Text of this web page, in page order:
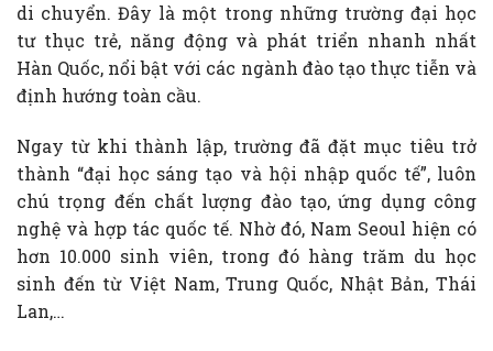
di chuyển. Đây là một trong những trường đại học
tư thục trẻ, năng động và phát triển nhanh nhất
Hàn Quốc, nổi bật với các ngành đào tạo thực tiễn và
định hướng toàn cầu.
Ngay từ khi thành lập, trường đã đặt mục tiêu trở
thành “đại học sáng tạo và hội nhập quốc tế”, luôn
chú trọng đến chất lượng đào tạo, ứng dụng công
nghệ và hợp tác quốc tế. Nhờ đó, Nam Seoul hiện có
hơn 10.000 sinh viên, trong đó hàng trăm du học
sinh đến từ Việt Nam, Trung Quốc, Nhật Bản, Thái
Lan,…